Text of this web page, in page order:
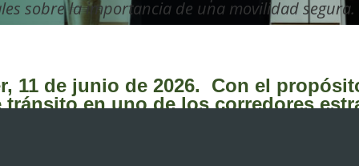
sobre la importancia de una movilidad segura.
11 de junio de 2026. Con el
en uno de los corredores